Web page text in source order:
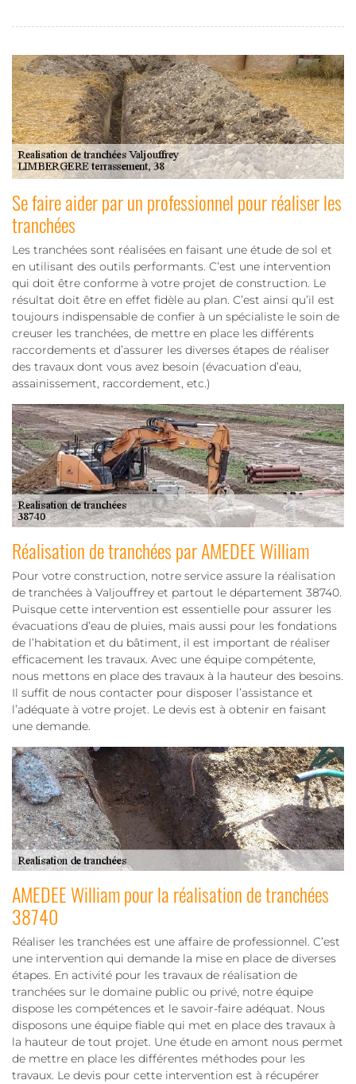
Se faire aider par un professionnel pour réaliser les
tranchées
Les tranchées sont réalisées en faisant une étude de sol et
en utilisant des outils performants. C’est une intervention
qui doit être conforme à votre projet de construction. Le
résultat doit être en effet fidèle au plan. C’est ainsi qu’il est
toujours indispensable de confier à un spécialiste le soin de
creuser les tranchées, de mettre en place les différents
raccordements et d’assurer les diverses étapes de réaliser
des travaux dont vous avez besoin (évacuation d’eau,
assainissement, raccordement, etc.)
Réalisation de tranchées par AMEDEE William
Pour votre construction, notre service assure la réalisation
de tranchées à Valjouffrey et partout le département 38740.
Puisque cette intervention est essentielle pour assurer les
évacuations d’eau de pluies, mais aussi pour les fondations
de l’habitation et du bâtiment, il est important de réaliser
efficacement les travaux. Avec une équipe compétente,
nous mettons en place des travaux à la hauteur des besoins.
Il suffit de nous contacter pour disposer l’assistance et
l’adéquate à votre projet. Le devis est à obtenir en faisant
une demande.
AMEDEE William pour la réalisation de tranchées
38740
Réaliser les tranchées est une affaire de professionnel. C’est
une intervention qui demande la mise en place de diverses
étapes. En activité pour les travaux de réalisation de
tranchées sur le domaine public ou privé, notre équipe
dispose les compétences et le savoir-faire adéquat. Nous
disposons une équipe fiable qui met en place des travaux à
la hauteur de tout projet. Une étude en amont nous permet
de mettre en place les différentes méthodes pour les
travaux. Le devis pour cette intervention est à récupérer